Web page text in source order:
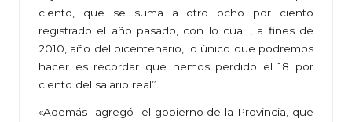
ciento, que se suma a otro ocho por ciento
registrado el año pasado, con lo cual , a fines de
2010, año del bicentenario, lo único que podremos
hacer es recordar que hemos perdido el 18 por
ciento del salario real”.
«Además- agregó- el gobierno de la Provincia, que